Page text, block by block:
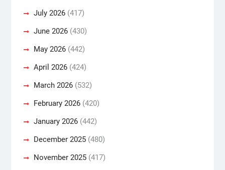
July 2026(417)
June 2026(430)
May 2026(442)
April 2026(424)
March 2026(532)
February 2026(420)
January 2026(442)
December 2025(480)
November 2025(417)